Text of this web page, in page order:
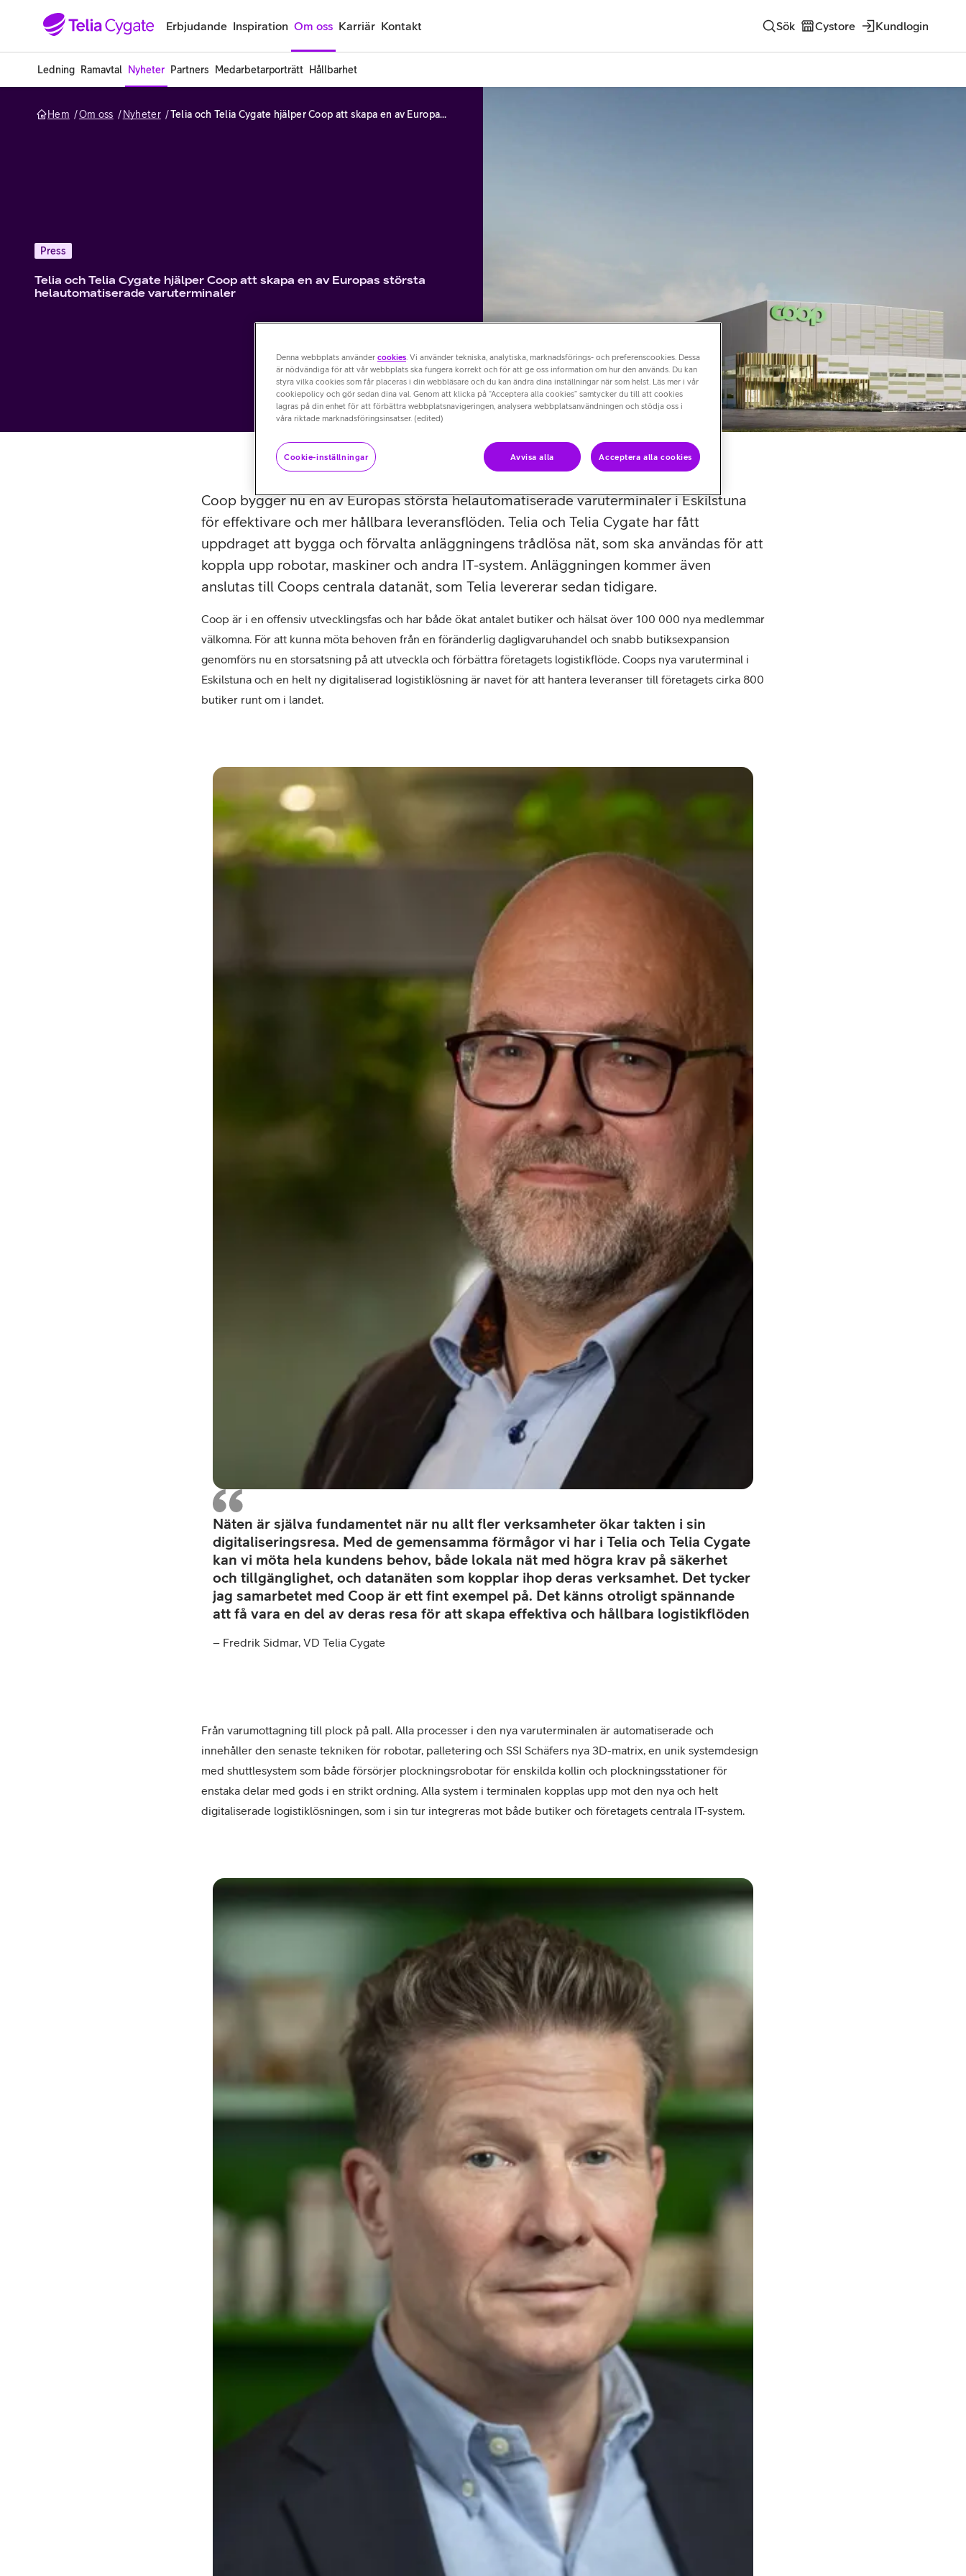
Gå till sidans innehåll
Erbjudande Inspiration Om oss Karriär Kontakt Sök Cystore Kundlogin
Ledning Ramavtal Nyheter Partners Medarbetarporträtt Hållbarhet
Hem Om oss Nyheter Telia och Telia Cygate hjälper Coop att skapa en av Europas största helautomatiserade varuterminaler
Press
Telia och Telia Cygate hjälper Coop att skapa en av Europas största
helautomatiserade varuterminaler
Coop bygger nu en av Europas största helautomatiserade varuterminaler i Eskilstuna
för effektivare och mer hållbara leveransflöden. Telia och Telia Cygate har fått
uppdraget att bygga och förvalta anläggningens trådlösa nät, som ska användas för att
koppla upp robotar, maskiner och andra IT-system. Anläggningen kommer även
anslutas till Coops centrala datanät, som Telia levererar sedan tidigare.
Coop är i en offensiv utvecklingsfas och har både ökat antalet butiker och hälsat över 100 000 nya medlemmar
välkomna. För att kunna möta behoven från en föränderlig dagligvaruhandel och snabb butiksexpansion
genomförs nu en storsatsning på att utveckla och förbättra företagets logistikflöde. Coops nya varuterminal i
Eskilstuna och en helt ny digitaliserad logistiklösning är navet för att hantera leveranser till företagets cirka 800
butiker runt om i landet.
Näten är själva fundamentet när nu allt fler verksamheter ökar takten i sin
digitaliseringsresa. Med de gemensamma förmågor vi har i Telia och Telia Cygate
kan vi möta hela kundens behov, både lokala nät med högra krav på säkerhet
och tillgänglighet, och datanäten som kopplar ihop deras verksamhet. Det tycker
jag samarbetet med Coop är ett fint exempel på. Det känns otroligt spännande
att få vara en del av deras resa för att skapa effektiva och hållbara logistikflöden
– Fredrik Sidmar, VD Telia Cygate
–
Från varumottagning till plock på pall. Alla processer i den nya varuterminalen är automatiserade och
innehåller den senaste tekniken för robotar, palletering och SSI Schäfers nya 3D-matrix, en unik systemdesign
med shuttlesystem som både försörjer plockningsrobotar för enskilda kollin och plockningsstationer för
enstaka delar med gods i en strikt ordning. Alla system i terminalen kopplas upp mot den nya och helt
digitaliserade logistiklösningen, som i sin tur integreras mot både butiker och företagets centrala IT-system.
–
Örjan
Grandin,
Denna webbplats använder cookies . Vi använder tekniska, analytiska, marknadsförings- och preferenscookies. Dessa
är nödvändiga för att vår webbplats ska fungera korrekt och för att ge oss information om hur den används. Du kan
styra vilka cookies som får placeras i din webbläsare och du kan ändra dina inställningar när som helst. Läs mer i vår
cookiepolicy och gör sedan dina val. Genom att klicka på “Acceptera alla cookies” samtycker du till att cookies
lagras på din enhet för att förbättra webbplatsnavigeringen, analysera webbplatsanvändningen och stödja oss i
våra riktade marknadsföringsinsatser. (edited)
Cookie-inställningar Avvisa alla Acceptera alla cookies